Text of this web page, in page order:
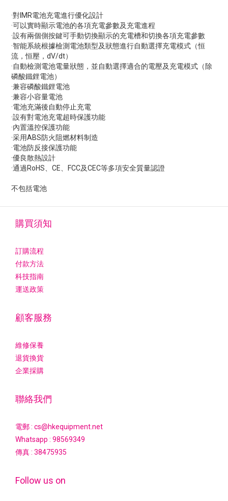
·對IMR電池充電進行優化設計
·可以實時顯示電池的各項充電參數及充電進程
·設有兩個側按鍵可手動切換顯示的充電槽和切換各項充電參數
·智能系統根據檢測電池類型及狀態進行自動選擇充電模式（恒
流，恒壓，dV/dt）
·自動檢測電池電量狀態，並自動選擇適合的電壓及充電模式（除
磷酸鐵鋰電池）
·兼容磷酸鐵鋰電池
·兼容小容量電池
·電池充滿後自動停止充電
·設有對電池充電超時保護功能
·內置溫控保護功能
·采用ABS防火阻燃材料制造
·電池防反接保護功能
·優良散熱設計
·通過RoHS、CE、FCC及CEC等多項安全質量認證
不包括電池
購買須知
訂購流程
付款方法
科技指南
運送政策
顧客服務
維修保養
退貨換貨
企業採購
聯絡我們
電郵 : cs@hkequipment.net
Whatsapp : 98569349
傳真 : 38475935
Follow us on